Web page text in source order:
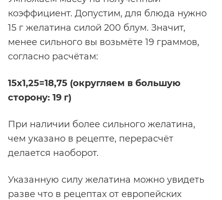
коэффициент. Допустим, для блюда нужно
15 г желатина силой 200 блум. Значит,
менее сильного вы возьмёте 19 граммов,
согласно расчётам:
15х1,25=18,75 (округляем в большую
сторону: 19 г)
При наличии более сильного желатина,
чем указано в рецепте, перерасчёт
делается наоборот.
Указанную силу желатина можно увидеть
разве что в рецептах от европейских